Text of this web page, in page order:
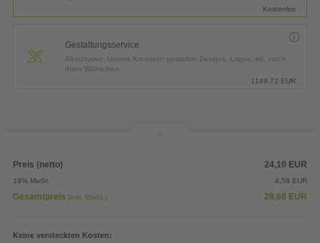
Kostenlos
Gestaltungsservice
All-inclusive: Unsere Kreativen gestalten Designs, Logos, etc. nach
Ihren Wünschen.
1149,72 EUR
Preis (netto) 24,10 EUR
19% MwSt. 4,58 EUR
Gesamtpreis (inkl. MwSt.) 28,68 EUR
Keine versteckten Kosten: